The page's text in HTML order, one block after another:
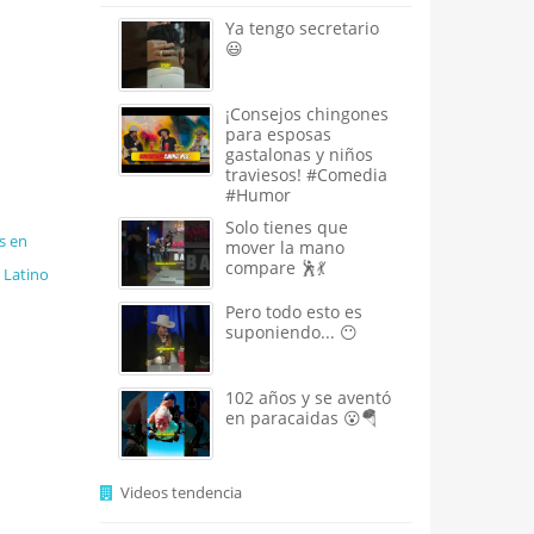
en
Ya tengo secretario
😃
¡Consejos chingones
para esposas
gastalonas y niños
traviesos! #Comedia
#Humor
Solo tienes que
mover la mano
compare 🕺💃
Pero todo esto es
suponiendo... 😶
102 años y se aventó
en paracaidas 😮🪂
Videos tendencia